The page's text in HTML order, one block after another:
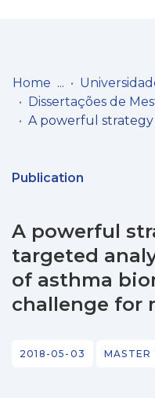
Communities
Statistics
Home
Publication
A powerful
targeted
of asthma
challenge for
2018-05-03 MASTER